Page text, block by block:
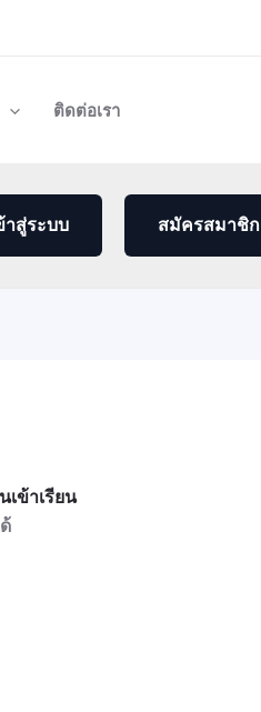
ติดต่อเรา
าสู่ระบบ สมัครสมาชิก
ข้าเรียน